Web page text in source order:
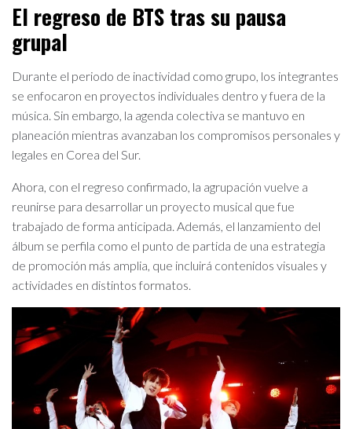
El regreso de BTS tras su pausa
grupal
Durante el periodo de inactividad como grupo, los integrantes
se enfocaron en proyectos individuales dentro y fuera de la
música. Sin embargo, la agenda colectiva se mantuvo en
planeación mientras avanzaban los compromisos personales y
legales en Corea del Sur.
Ahora, con el regreso confirmado, la agrupación vuelve a
reunirse para desarrollar un proyecto musical que fue
trabajado de forma anticipada. Además, el lanzamiento del
álbum se perfila como el punto de partida de una estrategia
de promoción más amplia, que incluirá contenidos visuales y
actividades en distintos formatos.